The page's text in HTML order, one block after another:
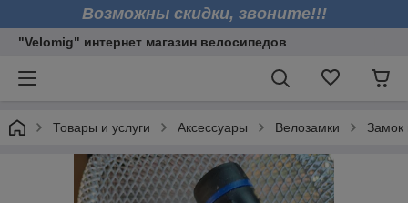
Возможны скидки, звоните!!!
"Velomig" интернет магазин велосипедов
Товары и услуги Аксессуары Велозамки Замок